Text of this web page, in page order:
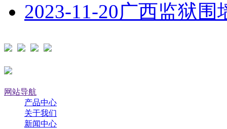
2023-11-20广西监狱围
网站导航
产品中心
关于我们
新闻中心